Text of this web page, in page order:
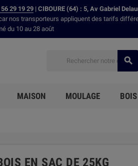
29 19 29 | CIBOURE (64) : 5, Av Gabriel
nos transporteurs appliquent des tarifs
du 10 au 28 août

MAISON MOULAGE BOIS
EN SAC DE 25KG